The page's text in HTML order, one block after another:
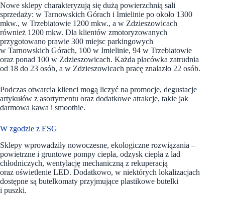
Nowe sklepy charakteryzują się dużą powierzchnią sali
sprzedaży: w Tarnowskich Górach i Imielinie po około 1300
mkw., w Trzebiatowie 1200 mkw., a w Zdzieszowicach
również 1200 mkw. Dla klientów zmotoryzowanych
przygotowano prawie 300 miejsc parkingowych
w Tarnowskich Górach, 100 w Imielinie, 94 w Trzebiatowie
oraz ponad 100 w Zdzieszowicach. Każda placówka zatrudnia
od 18 do 23 osób, a w Zdzieszowicach pracę znalazło 22 osób.
Podczas otwarcia klienci mogą liczyć na promocje, degustacje
artykułów z asortymentu oraz dodatkowe atrakcje, takie jak
darmowa kawa i smoothie.
W zgodzie z ESG
Sklepy wprowadziły nowoczesne, ekologiczne rozwiązania –
powietrzne i gruntowe pompy ciepła, odzysk ciepła z lad
chłodniczych, wentylację mechaniczną z rekuperacją
oraz oświetlenie LED. Dodatkowo, w niektórych lokalizacjach
dostępne są butelkomaty przyjmujące plastikowe butelki
i puszki.